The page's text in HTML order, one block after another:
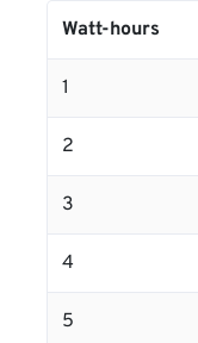
Watt-hours
1
2
3
4
5